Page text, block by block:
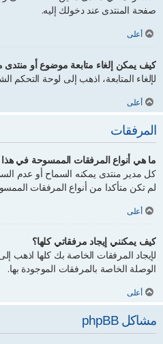
صفحة المنتدى عند دخولك إليه.
أعلى
كيف يمكن إلغاء متابعة موضوع أو منتدى
لإلغاء المتابعة، اذهب إلى لوحة التحكم
أعلى
المرفقات
ما هي أنواع المرفقات الممسوحة في هذا
كل مدير منتدى يمكنه السماح أو عدم
لم تكن متأكدا من أنواع المرفقات
أعلى
كيف يمكنني إيجاد مرفقاتي كلها؟
لإيجاد المرفقات الخاصة بك كلها اذهب
الوصلة الخاصة بالمرفقات الموجودة بها.
أعلى
مشاكل phpBB